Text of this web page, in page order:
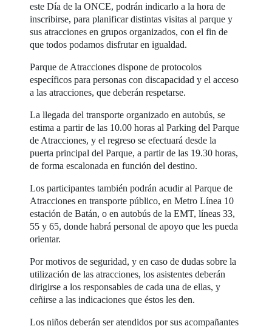
este Día de la ONCE, podrán indicarlo a la hora de
inscribirse, para planificar distintas visitas al parque y
sus atracciones en grupos organizados, con el fin de
que todos podamos disfrutar en igualdad.
Parque de Atracciones dispone de protocolos
específicos para personas con discapacidad y el acceso
a las atracciones, que deberán respetarse.
La llegada del transporte organizado en autobús, se
estima a partir de las 10.00 horas al Parking del Parque
de Atracciones, y el regreso se efectuará desde la
puerta principal del Parque, a partir de las 19.30 horas,
de forma escalonada en función del destino.
Los participantes también podrán acudir al Parque de
Atracciones en transporte público, en Metro Línea 10
estación de Batán, o en autobús de la EMT, líneas 33,
55 y 65, donde habrá personal de apoyo que les pueda
orientar.
Por motivos de seguridad, y en caso de dudas sobre la
utilización de las atracciones, los asistentes deberán
dirigirse a los responsables de cada una de ellas, y
ceñirse a las indicaciones que éstos les den.
Los niños deberán ser atendidos por sus acompañantes